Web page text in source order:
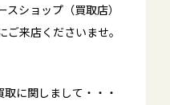
ショップ（買取店）
来店くださいませ。
に関しまして・・・